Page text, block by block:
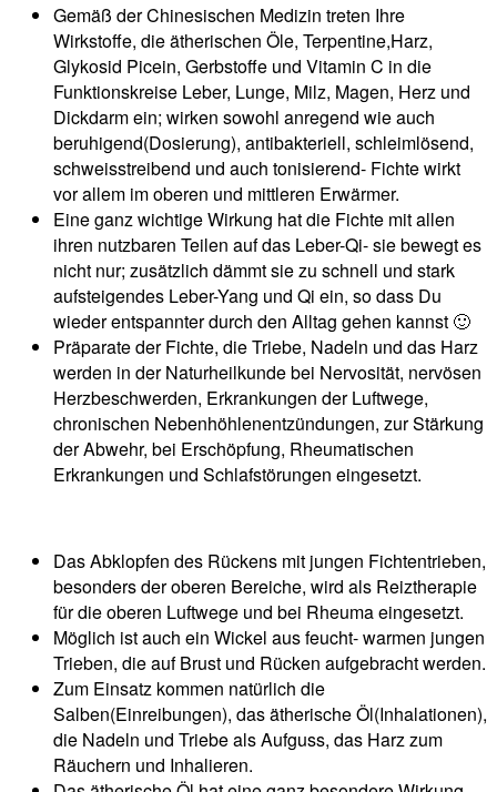
Gemäß der Chinesischen Medizin treten Ihre
Wirkstoffe, die ätherischen Öle, Terpentine,Harz,
Glykosid Picein, Gerbstoffe und Vitamin C in die
Funktionskreise Leber, Lunge, Milz, Magen, Herz und
Dickdarm ein; wirken sowohl anregend wie auch
beruhigend(Dosierung), antibakteriell, schleimlösend,
schweisstreibend und auch tonisierend- Fichte wirkt
vor allem im oberen und mittleren Erwärmer.
Eine ganz wichtige Wirkung hat die Fichte mit allen
ihren nutzbaren Teilen auf das Leber-Qi- sie bewegt es
nicht nur; zusätzlich dämmt sie zu schnell und stark
aufsteigendes Leber-Yang und Qi ein, so dass Du
wieder entspannter durch den Alltag gehen kannst 🙂
Präparate der Fichte, die Triebe, Nadeln und das Harz
werden in der Naturheilkunde bei Nervosität, nervösen
Herzbeschwerden, Erkrankungen der Luftwege,
chronischen Nebenhöhlenentzündungen, zur Stärkung
der Abwehr, bei Erschöpfung, Rheumatischen
Erkrankungen und Schlafstörungen eingesetzt.
Das Abklopfen des Rückens mit jungen Fichtentrieben,
besonders der oberen Bereiche, wird als Reiztherapie
für die oberen Luftwege und bei Rheuma eingesetzt.
Möglich ist auch ein Wickel aus feucht- warmen jungen
Trieben, die auf Brust und Rücken aufgebracht werden.
Zum Einsatz kommen natürlich die
Salben(Einreibungen), das ätherische Öl(Inhalationen),
die Nadeln und Triebe als Aufguss, das Harz zum
Räuchern und Inhalieren.